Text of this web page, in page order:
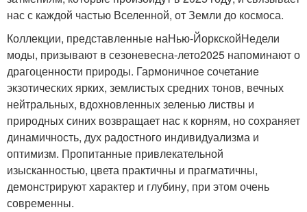
нас с каждой частью Вселенной, от Земли до космоса.
Коллекции, представленные наНью-ЙоркскойНедели
моды, призывают в сезоневесна-лето2025 напоминают о
драгоценности природы. Гармоничное сочетание
экзотических ярких, землистых средних тонов, вечных
нейтральных, вдохновленных зеленью листвы и
природных синих возвращает нас к корням, но сохраняет
динамичность, дух радостного индивидуализма и
оптимизм. Пропитанные привлекательной
изысканностью, цвета практичны и прагматичны,
демонстрируют характер и глубину, при этом очень
современны.